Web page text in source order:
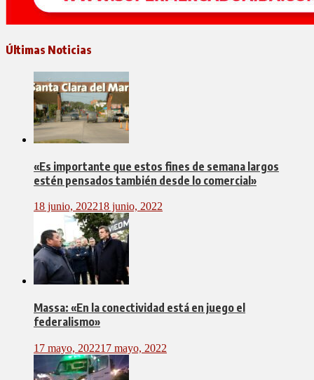
Últimas Noticias
«Es importante que estos fines de semana largos
estén pensados también desde lo comercial»
18 junio, 202218 junio, 2022
Massa: «En la conectividad está en juego el
federalismo»
17 mayo, 202217 mayo, 2022